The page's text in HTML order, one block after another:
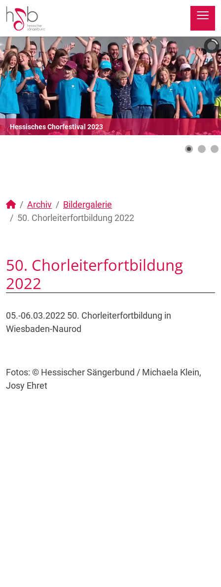
Hessisches Chorfestival 2023
Archiv
Bildergalerie
50. Chorleiterfortbildung 2022
50. Chorleiterfortbildung
2022
05.-06.03.2022 50. Chorleiterfortbildung in
Wiesbaden-Naurod
Fotos: © Hessischer Sängerbund / Michaela Klein,
Josy Ehret
≡